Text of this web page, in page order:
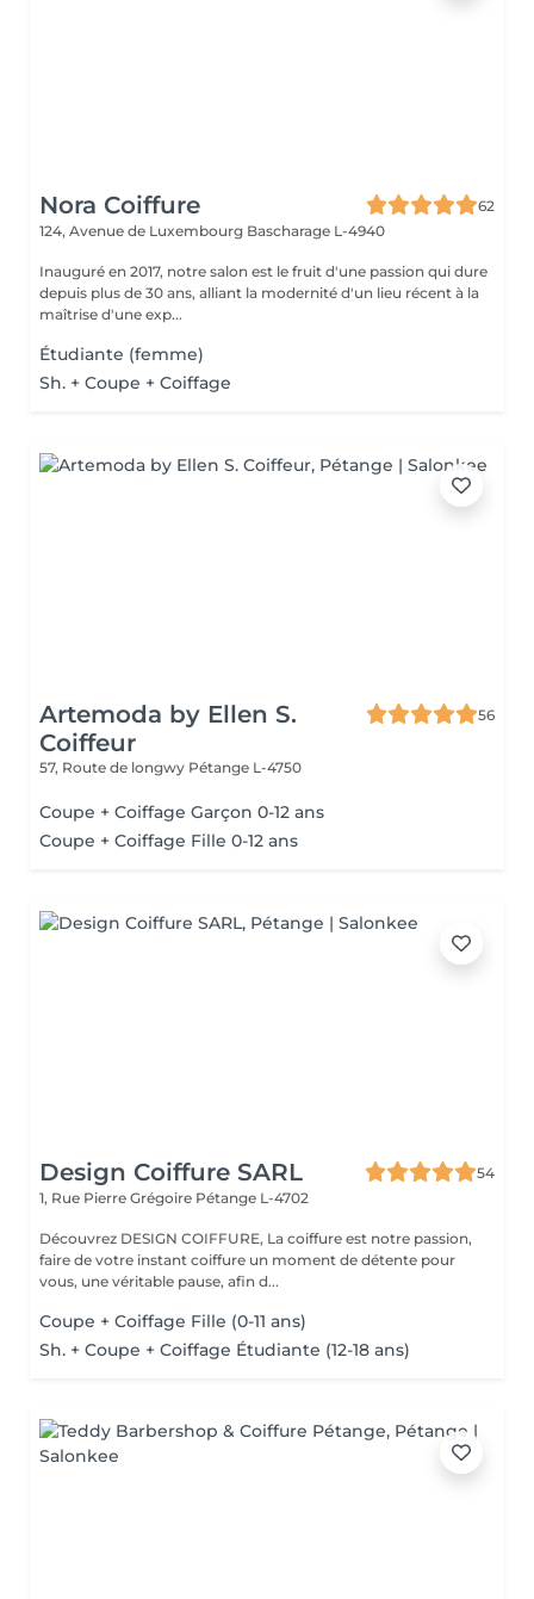
Nora Coiffure
62
124, Avenue de Luxembourg Bascharage L-4940
Inauguré en 2017, notre salon est le fruit d'une passion qui dure
depuis plus de 30 ans, alliant la modernité d'un lieu récent à la
maîtrise d'une exp...
Étudiante (femme)
Sh. + Coupe + Coiffage
Artemoda by Ellen S.
Coiffeur
56
57, Route de longwy Pétange L-4750
Coupe + Coiffage Garçon 0-12 ans
Coupe + Coiffage Fille 0-12 ans
Design Coiffure SARL
54
1, Rue Pierre Grégoire Pétange L-4702
Découvrez DESIGN COIFFURE, La coiffure est notre passion,
faire de votre instant coiffure un moment de détente pour
vous, une véritable pause, afin d...
Coupe + Coiffage Fille (0-11 ans)
Sh. + Coupe + Coiffage Étudiante (12-18 ans)